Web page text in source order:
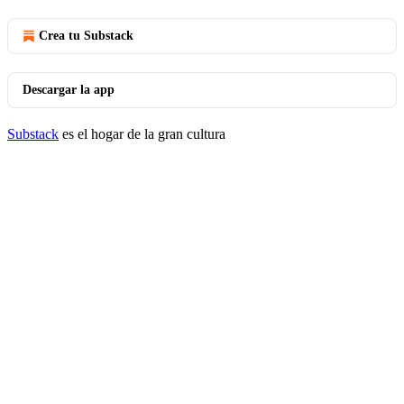
Crea tu Substack
Descargar la app
Substack es el hogar de la gran cultura